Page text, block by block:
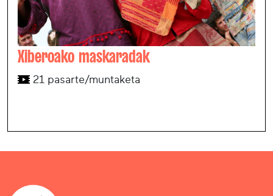
Xiberoako maskaradak
21 pasarte/muntaketa